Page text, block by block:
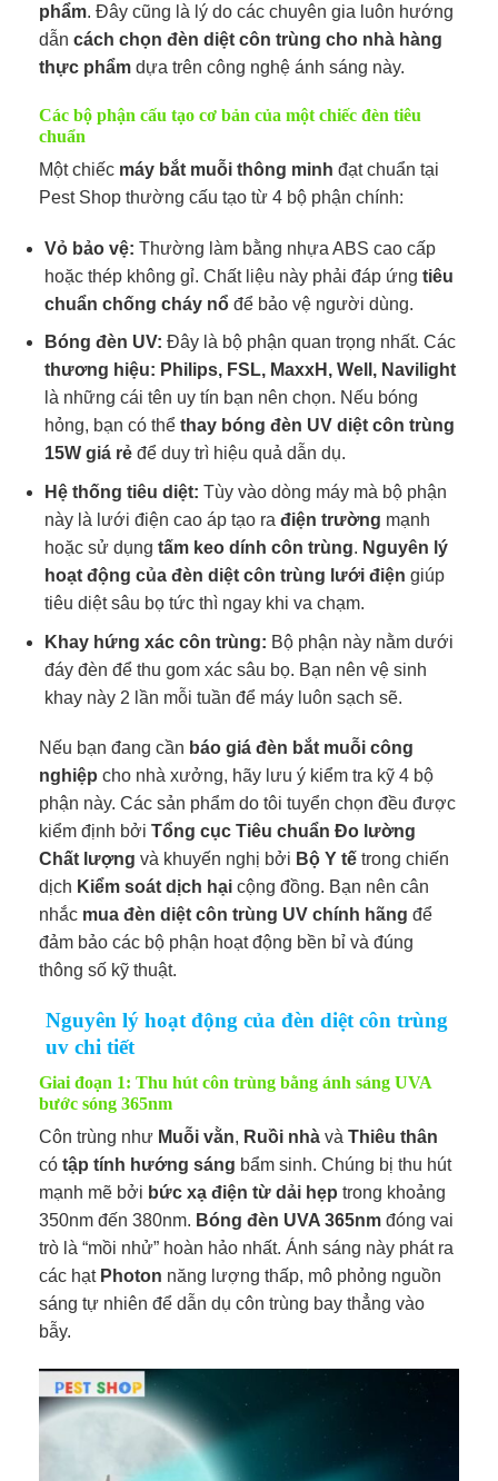
phẩm. Đây cũng là lý do các chuyên gia luôn hướng
dẫn cách chọn đèn diệt côn trùng cho nhà hàng
thực phẩm dựa trên công nghệ ánh sáng này.
Các bộ phận cấu tạo cơ bản của một chiếc đèn tiêu
chuẩn
Một chiếc máy bắt muỗi thông minh đạt chuẩn tại
Pest Shop thường cấu tạo từ 4 bộ phận chính:
Vỏ bảo vệ: Thường làm bằng nhựa ABS cao cấp
hoặc thép không gỉ. Chất liệu này phải đáp ứng tiêu
chuẩn chống cháy nổ để bảo vệ người dùng.
Bóng đèn UV: Đây là bộ phận quan trọng nhất. Các
thương hiệu: Philips, FSL, MaxxH, Well, Navilight
là những cái tên uy tín bạn nên chọn. Nếu bóng
hỏng, bạn có thể thay bóng đèn UV diệt côn trùng
15W giá rẻ để duy trì hiệu quả dẫn dụ.
Hệ thống tiêu diệt: Tùy vào dòng máy mà bộ phận
này là lưới điện cao áp tạo ra điện trường mạnh
hoặc sử dụng tấm keo dính côn trùng. Nguyên lý
hoạt động của đèn diệt côn trùng lưới điện giúp
tiêu diệt sâu bọ tức thì ngay khi va chạm.
Khay hứng xác côn trùng: Bộ phận này nằm dưới
đáy đèn để thu gom xác sâu bọ. Bạn nên vệ sinh
khay này 2 lần mỗi tuần để máy luôn sạch sẽ.
Nếu bạn đang cần báo giá đèn bắt muỗi công
nghiệp cho nhà xưởng, hãy lưu ý kiểm tra kỹ 4 bộ
phận này. Các sản phẩm do tôi tuyển chọn đều được
kiểm định bởi Tổng cục Tiêu chuẩn Đo lường
Chất lượng và khuyến nghị bởi Bộ Y tế trong chiến
dịch Kiểm soát dịch hại cộng đồng. Bạn nên cân
nhắc mua đèn diệt côn trùng UV chính hãng để
đảm bảo các bộ phận hoạt động bền bỉ và đúng
thông số kỹ thuật.
Nguyên lý hoạt động của đèn diệt côn trùng
uv chi tiết
Giai đoạn 1: Thu hút côn trùng bằng ánh sáng UVA
bước sóng 365nm
Côn trùng như Muỗi vằn, Ruồi nhà và Thiêu thân
có tập tính hướng sáng bẩm sinh. Chúng bị thu hút
mạnh mẽ bởi bức xạ điện từ dải hẹp trong khoảng
350nm đến 380nm. Bóng đèn UVA 365nm đóng vai
trò là “mồi nhử” hoàn hảo nhất. Ánh sáng này phát ra
các hạt Photon năng lượng thấp, mô phỏng nguồn
sáng tự nhiên để dẫn dụ côn trùng bay thẳng vào
bẫy.